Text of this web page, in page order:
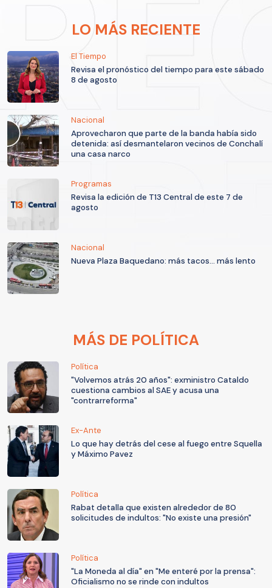
LO MÁS RECIENTE
El Tiempo
Revisa el pronóstico del tiempo para este sábado
8 de agosto
Nacional
Aprovecharon que parte de la banda había sido
detenida: así desmantelaron vecinos de Conchalí
una casa narco
Programas
Revisa la edición de T13 Central de este 7 de
agosto
Nacional
Nueva Plaza Baquedano: más tacos... más lento
MÁS DE POLÍTICA
Política
"Volvemos atrás 20 años": exministro Cataldo
cuestiona cambios al SAE y acusa una
"contrarreforma"
Ex-Ante
Lo que hay detrás del cese al fuego entre Squella
y Máximo Pavez
Política
Rabat detalla que existen alrededor de 80
solicitudes de indultos: "No existe una presión"
Política
"La Moneda al día" en "Me enteré por la prensa":
Oficialismo no se rinde con indultos